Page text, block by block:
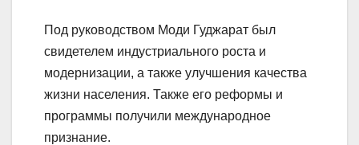
Под руководством Моди Гуджарат был
свидетелем индустриального роста и
модернизации, а также улучшения качества
жизни населения. Также его реформы и
программы получили международное
признание.